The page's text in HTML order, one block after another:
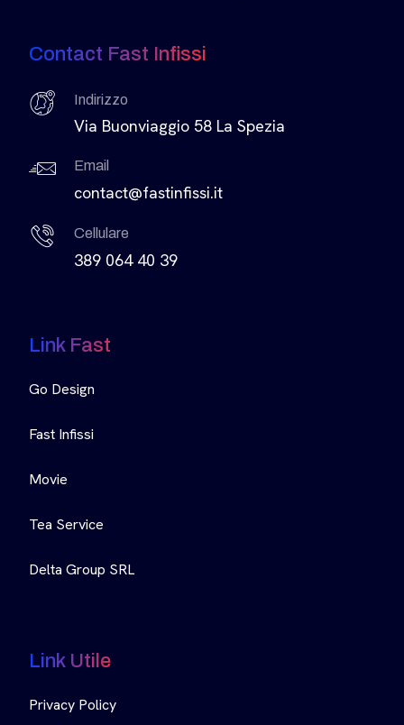
Contact Fast Infissi
Indirizzo
Via Buonviaggio 58 La Spezia
Email
contact@fastinfissi.it
Cellulare
389 064 40 39
Link Fast
Go Design
Fast Infissi
Movie
Tea Service
Delta Group SRL
Link Utile
Privacy Policy